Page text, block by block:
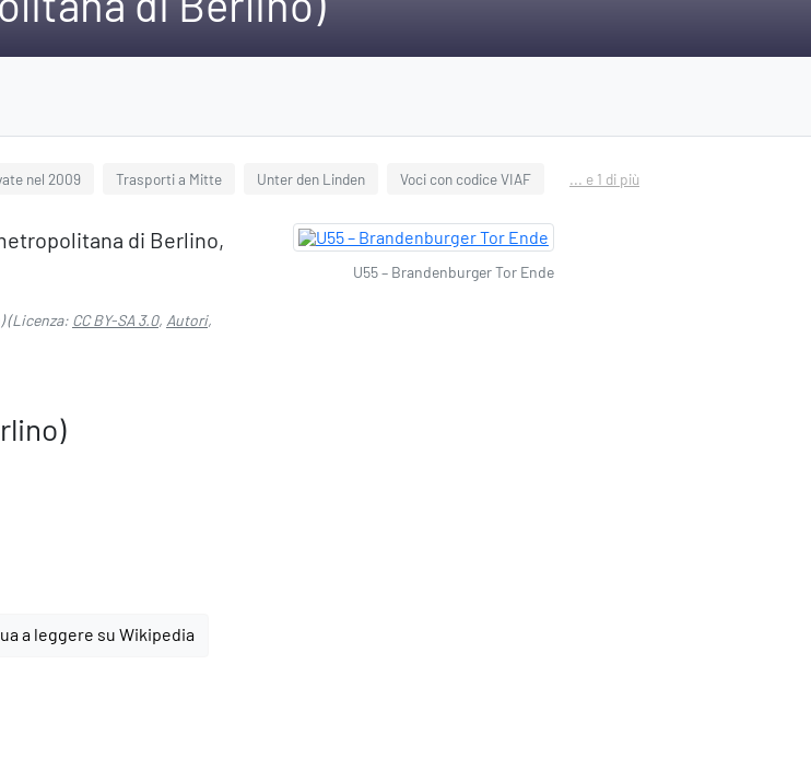
nel 2009 Trasporti a Mitte Unter den Linden Voci con codice VIAF ... e 1 di più
di Berlino,
(Licenza: CC BY-SA 3.0, Autori,
a leggere su Wikipedia
U55 – Brandenburger Tor Ende